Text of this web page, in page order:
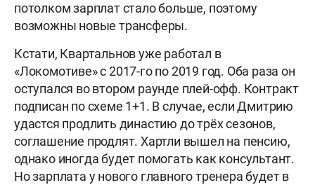
потолком зарплат стало больше, поэтому
возможны новые трансферы.
Кстати, Квартальнов уже работал в
«Локомотиве» с 2017-го по 2019 год. Оба раза он
оступался во втором раунде плей-офф. Контракт
подписан по схеме 1+1. В случае, если Дмитрию
удастся продлить династию до трёх сезонов,
соглашение продлят. Хартли вышел на пенсию,
однако иногда будет помогать как консультант.
Но зарплата у нового главного тренера будет в